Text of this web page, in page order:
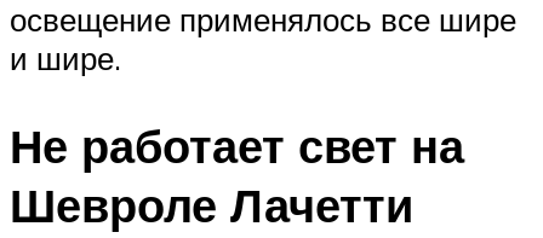
освещение применялось все шире
и шире.
Не работает свет на
Шевроле Лачетти